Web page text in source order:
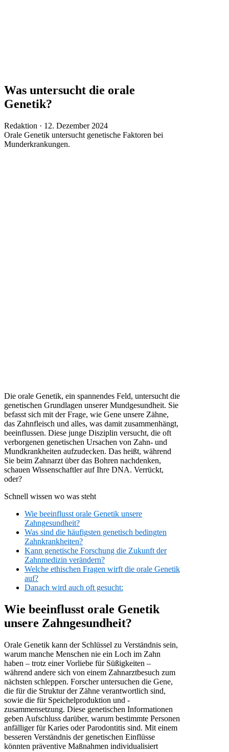
Was untersucht die orale
Genetik?
Redaktion · Veröffentlicht
am
12. Dezember 2024
Orale Genetik untersucht genetische Faktoren bei
Munderkrankungen.
Die orale Genetik, ein spannendes Feld, untersucht die
genetischen Grundlagen unserer Mundgesundheit. Sie
befasst sich mit der Frage, wie Gene unsere Zähne,
das Zahnfleisch und alles, was damit zusammenhängt,
beeinflussen. Diese junge Disziplin versucht, die oft
verborgenen genetischen Ursachen von Zahn- und
Mundkrankheiten aufzudecken. Das heißt, während
Sie beim Zahnarzt über das Bohren nachdenken,
schauen Wissenschaftler auf Ihre DNA. Verrückt,
oder?
Schnell wissen wo was steht
Wie beeinflusst orale Genetik unsere
Zahngesundheit?
Was sind die häufigsten genetisch bedingten
Zahnkrankheiten?
Kann genetische Forschung die Zukunft der
Zahnmedizin verändern?
Welche ethischen Fragen wirft die orale Genetik
auf?
Danach wird auch oft gesucht:
Wie beeinflusst orale Genetik
unsere Zahngesundheit?
Orale Genetik kann der Schlüssel zu Verständnis sein,
warum manche Menschen nie ein Loch im Zahn
haben – trotz einer Vorliebe für Süßigkeiten –
während andere sich von einem Zahnarztbesuch zum
nächsten schleppen. Forscher untersuchen die Gene,
die für die Struktur der Zähne verantwortlich sind,
sowie die für Speichelproduktion und -
zusammensetzung. Diese genetischen Informationen
geben Aufschluss darüber, warum bestimmte Personen
anfälliger für Karies oder Parodontitis sind. Mit einem
besseren Verständnis der genetischen Einflüsse
könnten präventive Maßnahmen individualisiert